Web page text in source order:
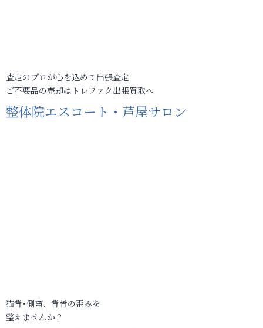
査定のプロが心を込めて出張査定
ご不要品の売却はトレファク出張買取へ
整体院エスコート・芦屋サロン
猫背･側弯、背骨の歪みを
整えませんか？